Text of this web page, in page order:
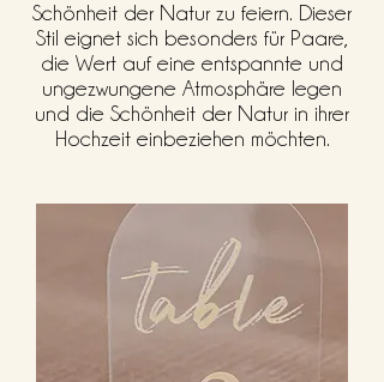
Schönheit der Natur zu feiern. Dieser
Stil eignet sich besonders für Paare,
die Wert auf eine entspannte und
ungezwungene Atmosphäre legen
und die Schönheit der Natur in ihrer
Hochzeit einbeziehen möchten.